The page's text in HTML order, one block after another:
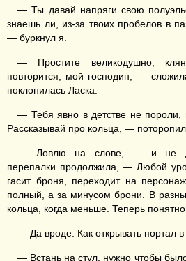
— Ты давай напряги свою
знаешь ли, из-за твоих пробелов в
— буркнул я.
— Простите великодушно,
повторится, мой господин, —
поклонилась Ласка.
— Тебя явно в детстве не пороли,
Рассказывай про кольца, — поторопил
— Ловлю на слове, — и не
перепалки продолжила, — Любой
гасит броня, переходит на
полный, а за минусом брони. В
кольца, когда меньше. Теперь
— Да вроде. Как открывать портал
— Встань на стул, нужно чтобы